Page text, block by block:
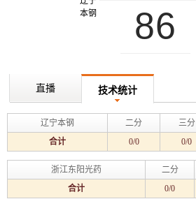
86
直播 技术统计
辽宁本钢 二分 三分
合计
0/0 0/0
浙江东阳光药 二分
合计
0/0